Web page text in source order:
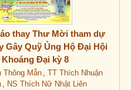
thay Thư Mời tham dự
Gây Quỹ Ủng Hộ Đại Hội
Khoáng Đại kỳ 8
Thông Mẫn , TT Thích Nhuận
, NS Thích Nữ Nhật Liên